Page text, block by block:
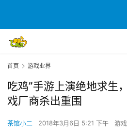
首页 游戏业界
吃鸡”手游上演绝地求生
戏厂商杀出重围
茶馆小二 2018年3月6日 5:21 下午 游